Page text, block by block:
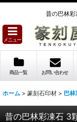
昔の巴林
メニュー
商品一覧 お問い合わせ
ホーム > 篆刻石印材 > 巴
昔の巴林彩凍石 3